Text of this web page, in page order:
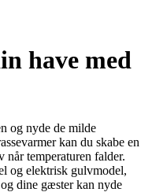
have med
og nyde de milde
kan du skabe en
temperaturen falder.
og elektrisk gulvmodel,
dine gæster kan nyde